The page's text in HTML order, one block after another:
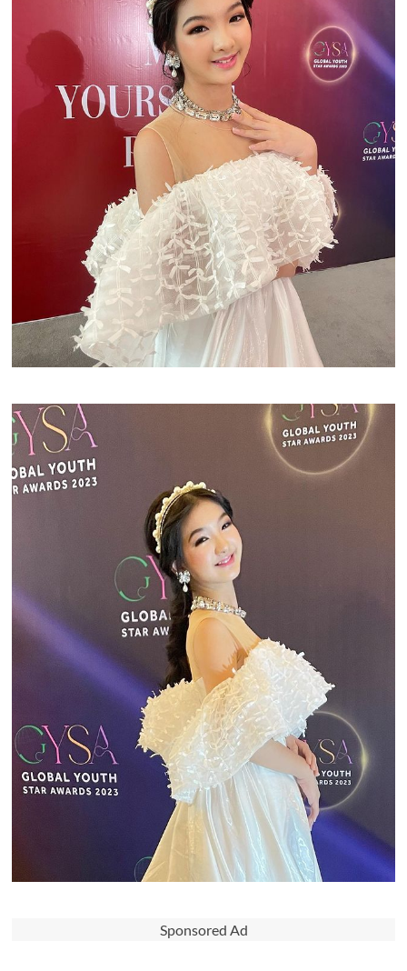
Sponsored Ad